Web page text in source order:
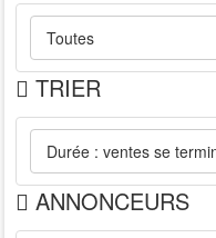
TRIER
ANNONCEURS